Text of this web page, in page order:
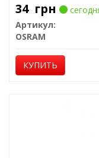
34 грн
Артикул:
OSRAM
КУПИТЬ